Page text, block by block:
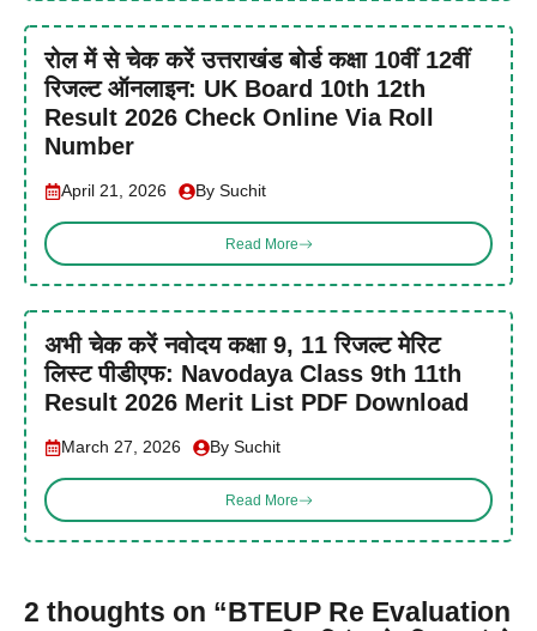
रोल में से चेक करें उत्तराखंड बोर्ड कक्षा 10वीं 12वीं
रिजल्ट ऑनलाइन: UK Board 10th 12th
Result 2026 Check Online Via Roll
Number
April 21, 2026 By Suchit
Read More
अभी चेक करें नवोदय कक्षा 9, 11 रिजल्ट मेरिट
लिस्ट पीडीएफ: Navodaya Class 9th 11th
Result 2026 Merit List PDF Download
March 27, 2026 By Suchit
Read More
2 thoughts on “BTEUP Re Evaluation